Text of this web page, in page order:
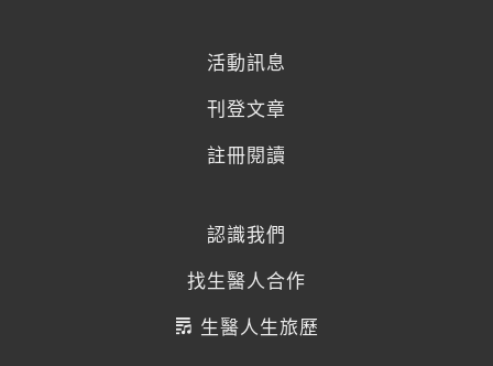
活動訊息
刊登文章
註冊閱讀
認識我們
找生醫人合作
生醫人生旅歷